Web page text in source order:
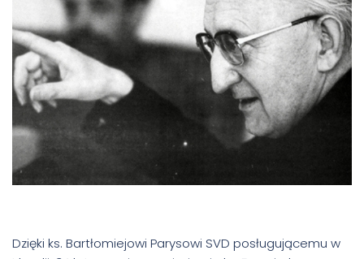
Dzięki ks. Bartłomiejowi Parysowi SVD posługującemu w